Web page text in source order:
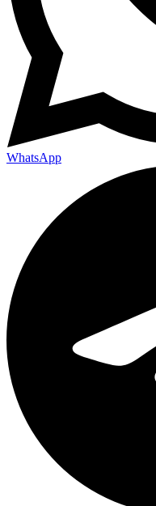
WhatsApp